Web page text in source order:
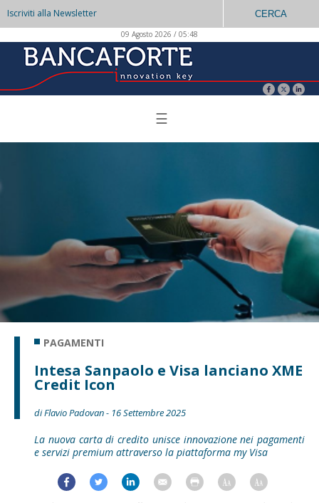
Iscriviti alla Newsletter CERCA
09 Agosto 2026 / 05:48
☰
PAGAMENTI
Intesa Sanpaolo e Visa lanciano XME
Credit Icon
di Flavio Padovan - 16 Settembre 2025
La nuova carta di credito unisce innovazione nei pagamenti
e servizi premium attraverso la piattaforma my Visa